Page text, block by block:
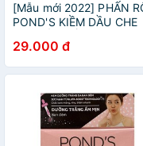
[Mẫu mới 2022] PHẤN
POND'S KIỀM DẦU CHE
- Thái Lan
29.000 đ